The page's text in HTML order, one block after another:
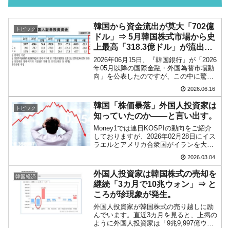
韓国「2026年07月の輸出入」絶好調。半導体
だけで410億ドル、輸出全体の41％もある
『Money1』
韓国･李在明「青年層の雇用状況が悪い。せ
や、若者に起業させよう」⇒ どんな雇用対策だソレ。
【韓国の外貨準備】2026年07月は4,279億ド
『Money1』
韓国「ここは北朝鮮なのか。選管がサーバー
にウソのデータを入力したのは明白だ」
『Money1』
韓国･李在明さっそく不動産対策で浅薄な発
『Money1』
韓国は「中国と同じく」投資に不適格な国
だ。
『Money1』
『韓国銀行』が「金の保有量を増やします」
⇒「金を経由するドル入手」手段ではないのか？
トピック
韓国から資金流出が莫大「702億
ドル」⇒ 5月韓国株式市場から史
上最高「318.3億ドル」が流出し
た！
2026年06月15日、『韓国銀行』が「2026
年05月以降の国際金融・外国為替市場動
向」を公表したのですが、この中に驚愕
照・引用元：『韓国銀行』「2026년 5월
이후 국제금융·외환시장 동향」Mone...
2026.06.16
トピック
韓国「株価暴落」外国人投資家は
知っていたのか――と言い出す。
Money1では連日KOSPIの動向をご紹介
しておりますが、2026年02月28日にイス
ラエルとアメリカ合衆国がイランを大規
模空爆して、韓国株式市場にも大きな影
響を与えました。明けて03月02日(月)は
振替休日で休場。03日(火)にKOSP...
2026.03.04
韓国経済
外国人投資家は韓国株式の売却を
継続「3カ月で10兆ウォン」⇒ と
ころが珍現象が発生。
外国人投資家が韓国株式の売り越しに励
んでいます。直近3カ月を見ると、上掲の
ように外国人投資家は「9兆9,997億ウォ